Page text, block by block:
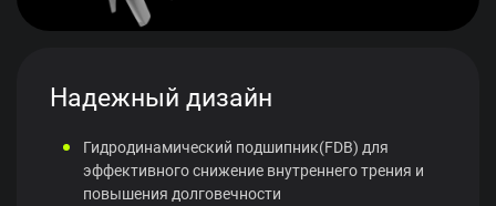
Надежный дизайн
Гидродинамический подшипник(FDB) для
эффективного снижение внутреннего трения и
повышения долговечности